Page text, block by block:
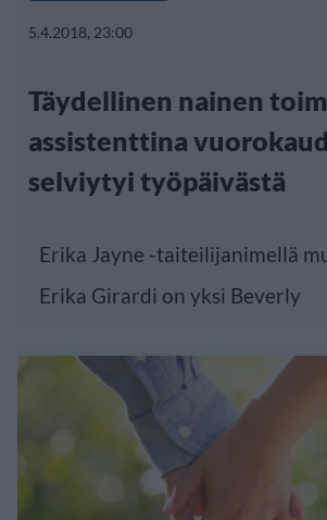
5.4.2018, 23:00
Täydellinen nainen
assistenttina
selviytyi työpäivästä
Erika Jayne -taiteilijanimellä
Erika Girardi on yksi Beverly